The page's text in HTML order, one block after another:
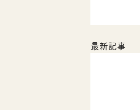
最新記事